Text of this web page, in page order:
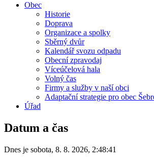
Obec
Historie
Doprava
Organizace a spolky
Sběrný dvůr
Kalendář svozu odpadu
Obecní zpravodaj
Víceúčelová hala
Volný čas
Firmy a služby v naší obci
Adaptační strategie pro obec
Úřad
Datum a čas
Dnes je sobota, 8. 8. 2026, 2:48:41